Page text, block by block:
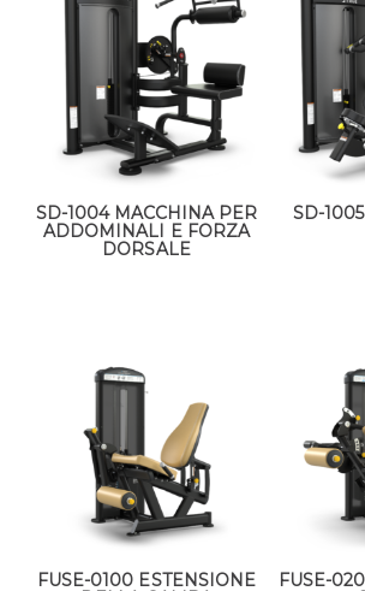
SD-1004 MACCHINA PER
ADDOMINALI E FORZA
DORSALE
SD-
FUSE-0100 ESTENSIONE
FUSE-